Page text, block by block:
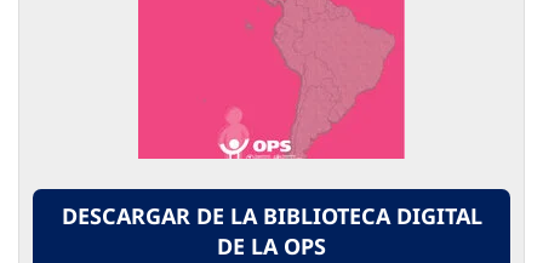
DESCARGAR DE LA BIBLIOTECA DIGITAL
DE LA OPS